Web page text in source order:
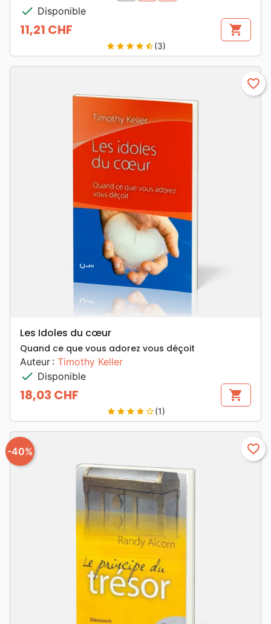
check Disponible
Prix
11,21 CHF shopping_cart
star star star star star_half(3)
favorite_border
Les Idoles du cœur
Quand ce que vous adorez vous déçoit
Auteur : Timothy Keller
check Disponible
Prix
18,03 CHF shopping_cart
star star star star star_border(1)
-40% favorite_border